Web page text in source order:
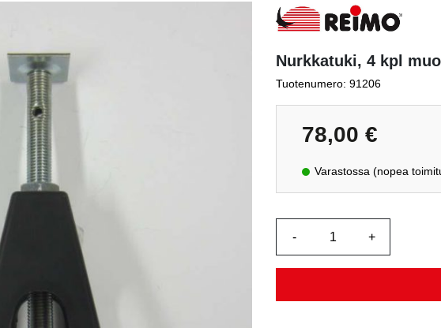
Nurkkatuki, 4 kpl
Tuotenumero: 91206
78,00 €
Varastossa (nopea